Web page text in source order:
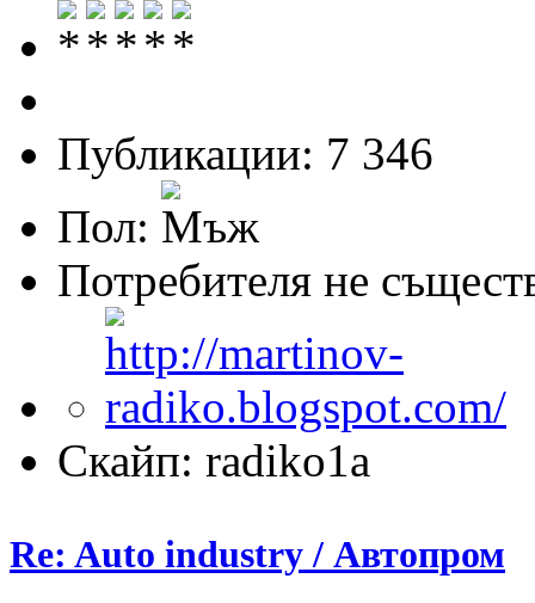
Публикации: 7 346
Пол:
Потребителя не
Скайп: radiko1a
Re: Auto industry / Автопром